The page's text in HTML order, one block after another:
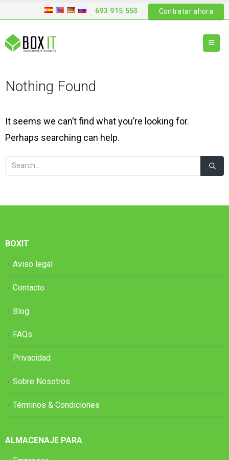
693 915 553 Contratar ahora
Nothing Found
It seems we can’t find what you’re looking for.
Perhaps searching can help.
BOXIT
Aviso legal
Contacto
Blog
FAQs
Privacidad
Sobre Nosotros
Términos & Condiciones
ALMACENAJE PARA